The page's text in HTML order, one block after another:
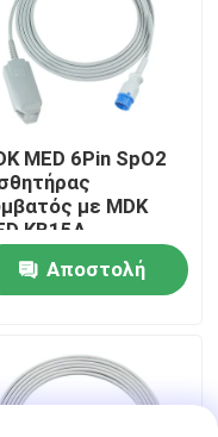
spO2
MED 6Pin SpO2
με MDK
KB15A
Αποστολή